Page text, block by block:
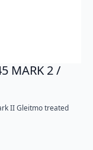
MARK 2 /
II Gleitmo treated